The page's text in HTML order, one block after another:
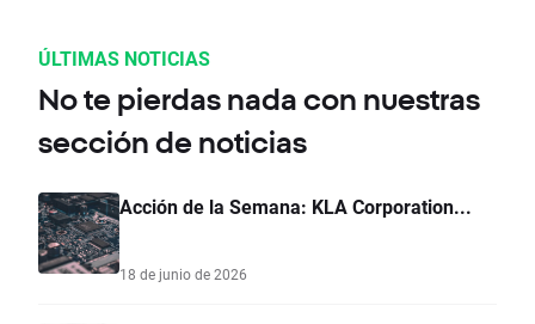
ÚLTIMAS NOTICIAS
No te pierdas nada con nuestras
sección de noticias
Acción de la Semana: KLA Corporation...
18 de junio de 2026